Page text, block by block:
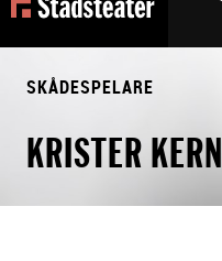
SKÅDESPELARE
KRISTER KERN